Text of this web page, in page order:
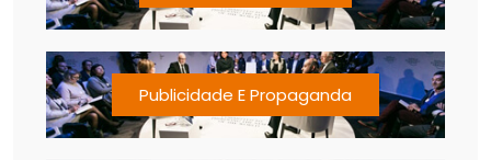
Publicidade E Propaganda